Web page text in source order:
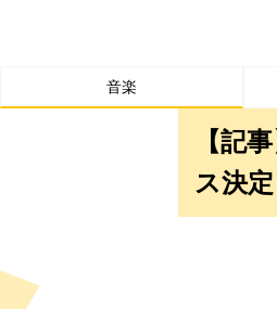
音楽
【記
ス決